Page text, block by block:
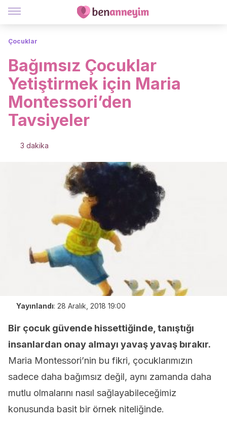
Çocuklar
Bağımsız Çocuklar
Yetiştirmek için Maria
Montessori’den
Tavsiyeler
3 dakika
Yayınlandı: 28 Aralık, 2018 19:00
Bir çocuk güvende hissettiğinde, tanıştığı
insanlardan onay almayı yavaş yavaş bırakır.
Maria Montessori’nin bu fikri, çocuklarımızın
sadece daha bağımsız değil, aynı zamanda daha
mutlu olmalarını nasıl sağlayabileceğimiz
konusunda basit bir örnek niteliğinde.